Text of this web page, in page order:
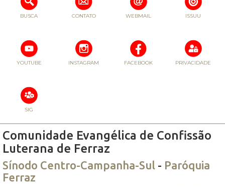
BUSCA CONTATO WEBMAIL ISSUU
YOUTUBE INSTAGRAM FACEBOOK PRIVACIDADE
SIG
Comunidade Evangélica de Confissão
Luterana de Ferraz
Sínodo Centro-Campanha-Sul - Paróquia
Ferraz